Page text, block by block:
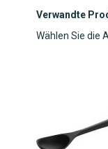
Verwandte
Wählen Sie die